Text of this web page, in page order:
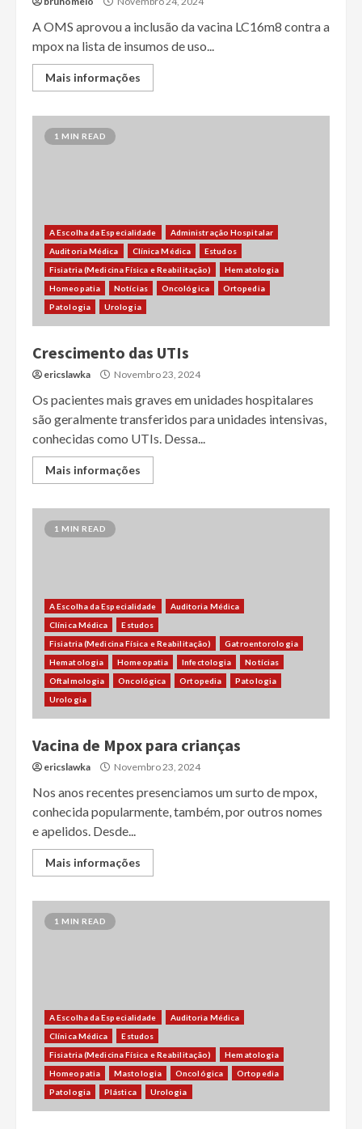
A OMS aprovou a inclusão da vacina LC16m8 contra a
mpox na lista de insumos de uso...
Mais informações
1 MIN READ
A Escolha da Especialidade
Administração Hospitalar
Auditoria Médica
Clínica Médica
Estudos
Fisiatria (Medicina Física e Reabilitação)
Hematologia
Homeopatia
Notícias Oncológica
Ortopedia
Patologia
Urologia
Crescimento das UTIs
ericslawka Novembro 23, 2024
Os pacientes mais graves em unidades hospitalares
são geralmente transferidos para unidades intensivas,
conhecidas como UTIs. Dessa...
Mais informações
1 MIN READ
A Escolha da Especialidade
Auditoria Médica
Clínica Médica
Estudos
Fisiatria (Medicina Física e Reabilitação)
Gatroentorologia
Hematologia
Homeopatia Infectologia
Notícias
Oftalmologia
Oncológica Ortopedia
Patologia
Urologia
Vacina de Mpox para crianças
ericslawka Novembro 23, 2024
Nos anos recentes presenciamos um surto de mpox,
conhecida popularmente, também, por outros nomes
e apelidos. Desde...
Mais informações
1 MIN READ
A Escolha da Especialidade
Auditoria Médica
Clínica Médica
Estudos
Fisiatria (Medicina Física e Reabilitação)
Hematologia
Homeopatia
Mastologia Oncológica
Ortopedia
Patologia
Plástica Urologia